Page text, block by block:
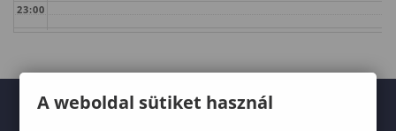
23:00
A weboldal sütiket használ